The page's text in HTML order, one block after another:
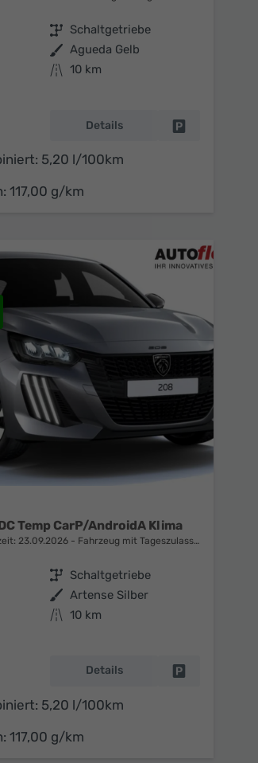
Getriebe Schaltgetriebe
Außenfarbe Agueda Gelb
Kilometerstand 10 km
Details
5,20 l/100km
117,00 g/km
Temp CarP/AndroidA Klima
23.09.2026 Fahrzeug mit Tageszulassung
Getriebe Schaltgetriebe
Außenfarbe Artense Silber
Kilometerstand 10 km
Details
5,20 l/100km
117,00 g/km